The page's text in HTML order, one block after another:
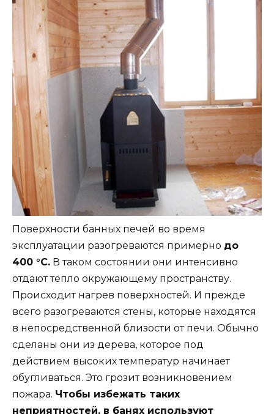
Поверхности банных печей во время
эксплуатации разогреваются примерно до
400 °C. В таком состоянии они интенсивно
отдают тепло окружающему пространству.
Происходит нагрев поверхностей. И прежде
всего разогреваются стены, которые находятся
в непосредственной близости от печи. Обычно
сделаны они из дерева, которое под
действием высоких температур начинает
обугливаться. Это грозит возникновением
пожара. Чтобы избежать таких
неприятностей, в банях используют